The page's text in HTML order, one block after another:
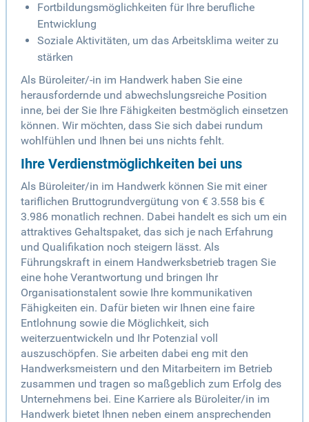
Fortbildungsmöglichkeiten für Ihre berufliche
Entwicklung
Soziale Aktivitäten, um das Arbeitsklima weiter zu
stärken
Als Büroleiter/-in im Handwerk haben Sie eine
herausfordernde und abwechslungsreiche Position
inne, bei der Sie Ihre Fähigkeiten bestmöglich einsetzen
können. Wir möchten, dass Sie sich dabei rundum
wohlfühlen und Ihnen bei uns nichts fehlt.
Ihre Verdienstmöglichkeiten bei uns
Als Büroleiter/in im Handwerk können Sie mit einer
tariflichen Bruttogrundvergütung von € 3.558 bis €
3.986 monatlich rechnen. Dabei handelt es sich um ein
attraktives Gehaltspaket, das sich je nach Erfahrung
und Qualifikation noch steigern lässt. Als
Führungskraft in einem Handwerksbetrieb tragen Sie
eine hohe Verantwortung und bringen Ihr
Organisationstalent sowie Ihre kommunikativen
Fähigkeiten ein. Dafür bieten wir Ihnen eine faire
Entlohnung sowie die Möglichkeit, sich
weiterzuentwickeln und Ihr Potenzial voll
auszuschöpfen. Sie arbeiten dabei eng mit den
Handwerksmeistern und den Mitarbeitern im Betrieb
zusammen und tragen so maßgeblich zum Erfolg des
Unternehmens bei. Eine Karriere als Büroleiter/in im
Handwerk bietet Ihnen neben einem ansprechenden